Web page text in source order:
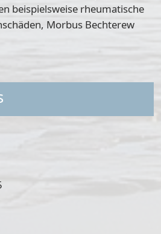
beispielsweise rheumatische
Morbus Bechterew